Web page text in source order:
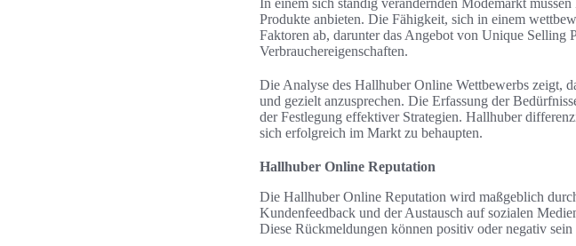
In einem sich ständig verändernden Modemarkt
Produkte anbieten. Die Fähigkeit, sich in einem
Faktoren ab, darunter das Angebot von Unique Selling
Verbrauchereigenschaften.
Die Analyse des Hallhuber Online Wettbewerbs zeigt,
und gezielt anzusprechen. Die Erfassung der
der Festlegung effektiver Strategien. Hallhuber
sich erfolgreich im Markt zu behaupten.
Hallhuber Online Reputation
Die Hallhuber Online Reputation wird maßgeblich
Kundenfeedback und der Austausch auf sozialen
Diese Rückmeldungen können positiv oder negativ